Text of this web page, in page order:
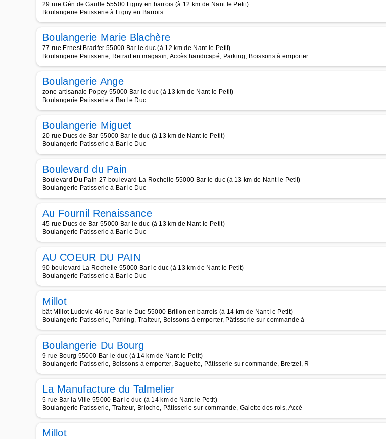
29 rue Gén de Gaulle 55500 Ligny en barrois (à 12 km de Nant le Petit)
Boulangerie Patisserie à Ligny en Barrois
Boulangerie Marie Blachère
77 rue Ernest Bradfer 55000 Bar le duc (à 12 km de Nant le Petit)
Boulangerie Patisserie, Retrait en magasin, Accès handicapé, Parking, Boissons à emporter
Boulangerie Ange
zone artisanale Popey 55000 Bar le duc (à 13 km de Nant le Petit)
Boulangerie Patisserie à Bar le Duc
Boulangerie Miguet
20 rue Ducs de Bar 55000 Bar le duc (à 13 km de Nant le Petit)
Boulangerie Patisserie à Bar le Duc
Boulevard du Pain
Boulevard Du Pain 27 boulevard La Rochelle 55000 Bar le duc (à 13 km de Nant le Petit)
Boulangerie Patisserie à Bar le Duc
Au Fournil Renaissance
45 rue Ducs de Bar 55000 Bar le duc (à 13 km de Nant le Petit)
Boulangerie Patisserie à Bar le Duc
AU COEUR DU PAIN
90 boulevard La Rochelle 55000 Bar le duc (à 13 km de Nant le Petit)
Boulangerie Patisserie à Bar le Duc
Millot
bât Millot Ludovic 46 rue Bar le Duc 55000 Brillon en barrois (à 14 km de Nant le Petit)
Boulangerie Patisserie, Parking, Traiteur, Boissons à emporter, Pâtisserie sur commande à
Boulangerie Du Bourg
9 rue Bourg 55000 Bar le duc (à 14 km de Nant le Petit)
Boulangerie Patisserie, Boissons à emporter, Baguette, Pâtisserie sur commande, Bretzel, R
La Manufacture du Talmelier
5 rue Bar la Ville 55000 Bar le duc (à 14 km de Nant le Petit)
Boulangerie Patisserie, Traiteur, Brioche, Pâtisserie sur commande, Galette des rois, Accè
Millot